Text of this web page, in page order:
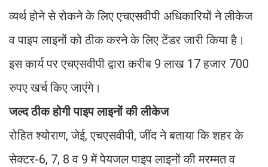
व्यर्थ होने से रोकने के लिए एचएसवीपी अधिकारियों ने लीकेज
व पाइप लाइनों को ठीक करने के लिए टेंडर जारी किया है।
इस कार्य पर एचएसवीपी द्वारा करीब 9 लाख 17 हजार 700
रुपए खर्च किए जाएंगे।
जल्द ठीक होगी पाइप लाइनों की लीकेज
रोहित श्योराण, जेई, एचएसवीपी, जींद ने बताया कि शहर के
सेक्टर-6, 7, 8 व 9 में पेयजल पाइप लाइनों की मरम्मत व